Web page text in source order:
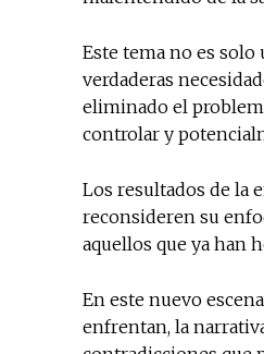
Este tema no es
verdaderas
eliminado el
controlar y
Los resultados de la
reconsideren su
aquellos que ya han
En este nuevo
enfrentan, la